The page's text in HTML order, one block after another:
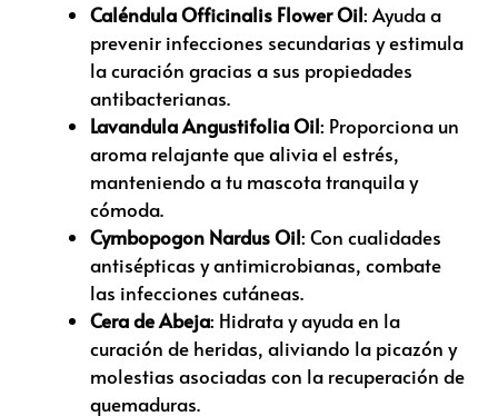
Caléndula Officinalis Flower Oil: Ayuda a
prevenir infecciones secundarias y estimula
la curación gracias a sus propiedades
antibacterianas.
Lavandula Angustifolia Oil: Proporciona un
aroma relajante que alivia el estrés,
manteniendo a tu mascota tranquila y
cómoda.
Cymbopogon Nardus Oil: Con cualidades
antisépticas y antimicrobianas, combate
las infecciones cutáneas.
Cera de Abeja: Hidrata y ayuda en la
curación de heridas, aliviando la picazón y
molestias asociadas con la recuperación de
quemaduras.